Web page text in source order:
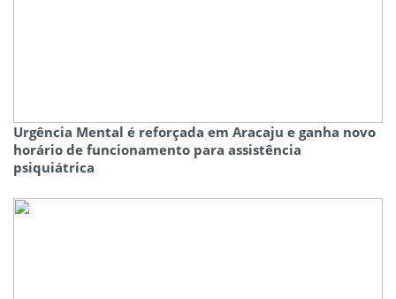
Urgência Mental é reforçada em Aracaju e ganha novo
horário de funcionamento para assistência
psiquiátrica